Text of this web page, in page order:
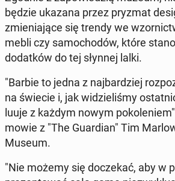
będzie ukazana przez pryzmat
zmie­nia­ją­ce się trendy we
mebli czy sa­mo­cho­dów, które
do­dat­ków do tej słynnej lalki.
"Barbie to jedna z naj­bar­dziej
na świecie i, jak wi­dzie­li­śmy
lu­uje z każdym nowym
mo­wie z "The Gu­ar­dian" Tim
Museum.
"Nie możemy się do­cze­kać, aby w